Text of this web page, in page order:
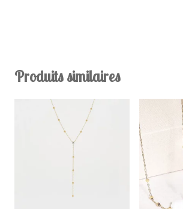
Produits similaires